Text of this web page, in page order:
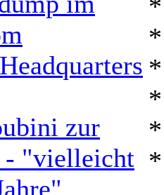
zur
- "vielleicht